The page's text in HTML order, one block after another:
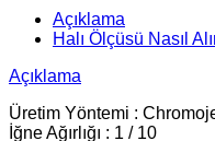
Açıklama
Halı Ölçüsü Nasıl
Açıklama
Üretim Yöntemi :
İğne Ağırlığı : 1 / 10